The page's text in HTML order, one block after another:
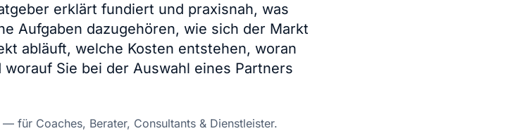
erklärt fundiert und praxisnah, was
Aufgaben dazugehören, wie sich der Markt
abläuft, welche Kosten entstehen, woran
Sie bei der Auswahl eines Partners
— für Coaches, Berater, Consultants & Dienstleister.